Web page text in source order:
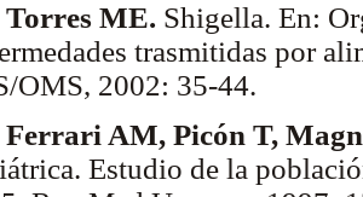
Torres ME. Shigella. En:
trasmitidas por
OMS, 2002: 35-44.
Ferrari AM, Picón T,
Estudio de la